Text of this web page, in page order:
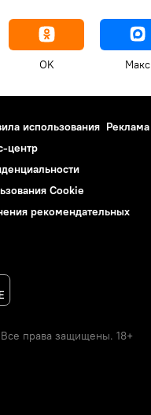
OK Макс
использования Реклама
центр
Cookie
рекомендательных
права защищены. 18+